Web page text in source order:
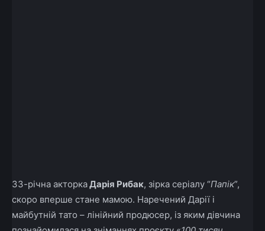
33-річна акторкаДарія Рибак, зірка серіалу “Папік”,
скоро вперше стане мамою. Наречений Дарії і
майбутній тато – лінійний продюсер, із яким дівчина